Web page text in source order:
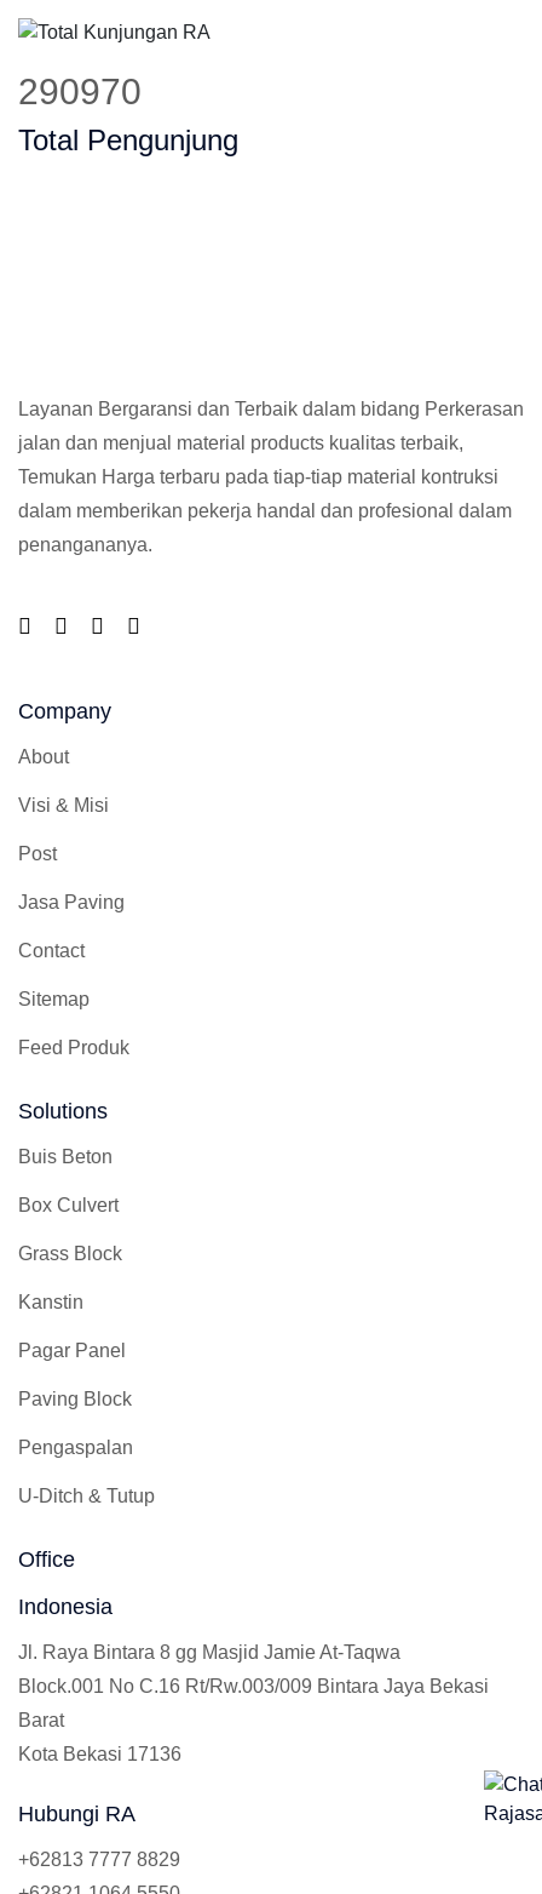
347217
Total Pengunjung
Layanan Bergaransi dan Terbaik dalam bidang Perkerasan
jalan dan menjual material products kualitas terbaik,
Temukan Harga terbaru pada tiap-tiap material kontruksi
dalam memberikan pekerja handal dan profesional dalam
penangananya.
Company
About
Visi & Misi
Post
Jasa Paving
Contact
Sitemap
Feed Produk
Solutions
Buis Beton
Box Culvert
Grass Block
Kanstin
Pagar Panel
Paving Block
Pengaspalan
U-Ditch & Tutup
Office
Indonesia
Jl. Raya Bintara 8 gg Masjid Jamie At-Taqwa
Block.001 No C.16 Rt/Rw.003/009 Bintara Jaya Bekasi
Barat
Kota Bekasi 17136
Hubungi RA
+62813 7777 8829